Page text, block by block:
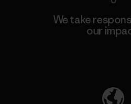
We take
our